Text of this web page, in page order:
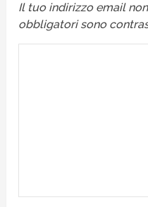
Il tuo indirizzo email
obbligatori sono